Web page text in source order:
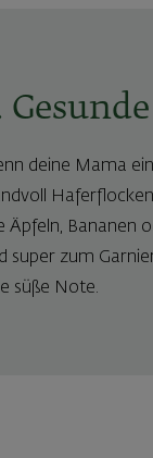
deine Mama
Äpfeln, Bananen
super zum
süße Note.